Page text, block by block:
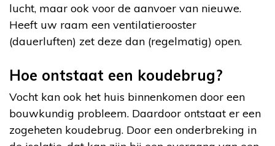
lucht, maar ook voor de aanvoer van nieuwe.
Heeft uw raam een ventilatierooster
(dauerluften) zet deze dan (regelmatig) open.
Hoe ontstaat een koudebrug?
Vocht kan ook het huis binnenkomen door een
bouwkundig probleem. Daardoor ontstaat er een
zogeheten koudebrug. Door een onderbreking in